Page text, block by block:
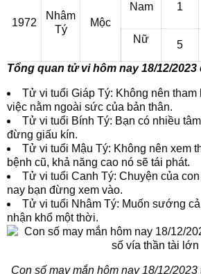
1972
Nhâm
Tý
Mộc
Nam 1
Nữ 5
Tổng quan tử vi hôm nay 18/12/2023
Tử vi tuổi Giáp Tý: Không nên tham
việc nằm ngoài sức của bản thân.
Tử vi tuổi Bính Tý: Bạn có nhiều
đừng giấu kín.
Tử vi tuổi Mậu Tý: Không nên xem
bệnh cũ, khả năng cao nó sẽ tái phát.
Tử vi tuổi Canh Tý: Chuyện của
nay bạn đừng xem vào.
Tử vi tuổi Nhâm Tý: Muốn sướng
nhận khổ một thời.
Con số may mắn hôm nay 18/12/